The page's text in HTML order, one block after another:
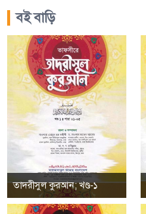
বই বাড়ি
তাদরীসুল কুরআন; খণ্ড-১